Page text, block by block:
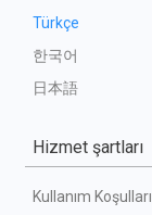
Türkçe
한국어
日本語
Hizmet şartları
Kullanım Koşulları